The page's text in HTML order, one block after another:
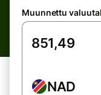
Muunnettu
NAD